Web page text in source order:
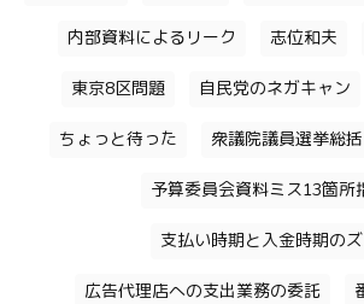
内部資料によるリーク 志位和夫
東京8区問題 自民党のネガキャン
ちょっと待った 衆議院議員選挙総括
予算委員会資料ミス13箇所
支払い時期と入金時期の
広告代理店への支出業務の委託